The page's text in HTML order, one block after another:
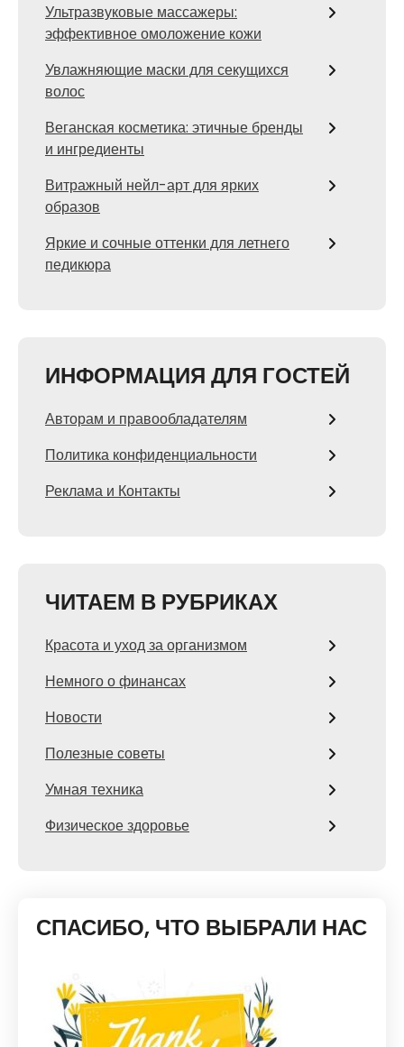
Ультразвуковые массажеры:
эффективное омоложение кожи
Увлажняющие маски для секущихся
волос
Веганская косметика: этичные бренды
и ингредиенты
Витражный нейл-арт для ярких
образов
Яркие и сочные оттенки для летнего
педикюра
ИНФОРМАЦИЯ ДЛЯ ГОСТЕЙ
Авторам и правообладателям
Политика конфиденциальности
Реклама и Контакты
ЧИТАЕМ В РУБРИКАХ
Красота и уход за организмом
Немного о финансах
Новости
Полезные советы
Умная техника
Физическое здоровье
СПАСИБО, ЧТО ВЫБРАЛИ НАС